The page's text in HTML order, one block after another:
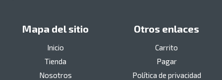
Mapa del sitio
Inicio
Tienda
Nosotros
Otros enlaces
Carrito
Pagar
Política de privacidad